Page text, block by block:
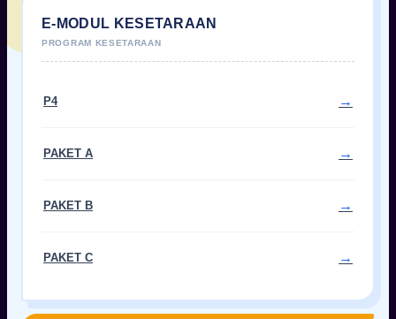
E-MODUL KESETARAAN
P4
PAKET A
PAKET B
PAKET C